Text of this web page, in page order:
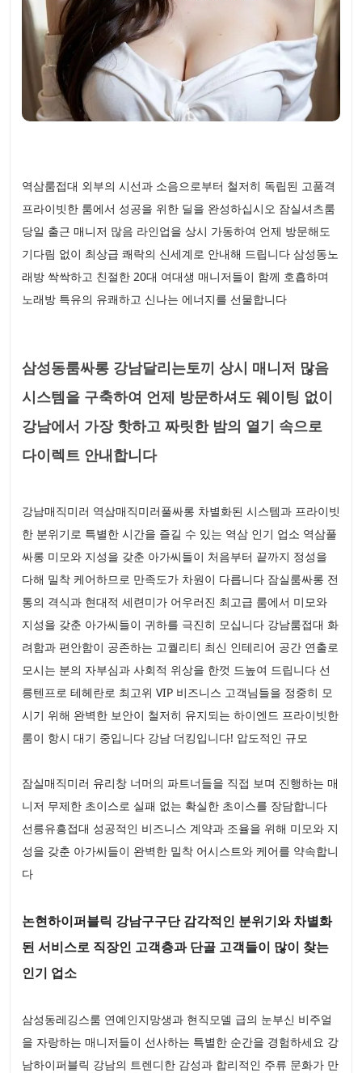
역삼룸접대 외부의 시선과 소음으로부터 철저히 독립된 고품격
프라이빗한 룸에서 성공을 위한 딜을 완성하십시오 잠실셔츠룸
당일 출근 매니저 많음 라인업을 상시 가동하여 언제 방문해도
기다림 없이 최상급 쾌락의 신세계로 안내해 드립니다 삼성동노
래방 싹싹하고 친절한 20대 여대생 매니저들이 함께 호흡하며
노래방 특유의 유쾌하고 신나는 에너지를 선물합니다
삼성동룸싸롱 강남달리는토끼 상시 매니저 많음
시스템을 구축하여 언제 방문하셔도 웨이팅 없이
강남에서 가장 핫하고 짜릿한 밤의 열기 속으로
다이렉트 안내합니다
강남매직미러 역삼매직미러풀싸롱 차별화된 시스템과 프라이빗
한 분위기로 특별한 시간을 즐길 수 있는 역삼 인기 업소 역삼풀
싸롱 미모와 지성을 갖춘 아가씨들이 처음부터 끝까지 정성을
다해 밀착 케어하므로 만족도가 차원이 다릅니다 잠실룸싸롱 전
통의 격식과 현대적 세련미가 어우러진 최고급 룸에서 미모와
지성을 갖춘 아가씨들이 귀하를 극진히 모십니다 강남룸접대 화
려함과 편안함이 공존하는 고퀄리티 최신 인테리어 공간 연출로
모시는 분의 자부심과 사회적 위상을 한껏 드높여 드립니다 선
릉텐프로 테헤란로 최고위 VIP 비즈니스 고객님들을 정중히 모
시기 위해 완벽한 보안이 철저히 유지되는 하이엔드 프라이빗한
룸이 항시 대기 중입니다 강남 더킹입니다! 압도적인 규모
잠실매직미러 유리창 너머의 파트너들을 직접 보며 진행하는 매
니저 무제한 초이스로 실패 없는 확실한 초이스를 장담합니다
선릉유흥접대 성공적인 비즈니스 계약과 조율을 위해 미모와 지
성을 갖춘 아가씨들이 완벽한 밀착 어시스트와 케어를 약속합니
다
논현하이퍼블릭 강남구구단 감각적인 분위기와 차별화
된 서비스로 직장인 고객층과 단골 고객들이 많이 찾는
인기 업소
삼성동레깅스룸 연예인지망생과 현직모델 급의 눈부신 비주얼
을 자랑하는 매니저들이 선사하는 특별한 순간을 경험하세요 강
남하이퍼블릭 강남의 트렌디한 감성과 합리적인 주류 문화가 만